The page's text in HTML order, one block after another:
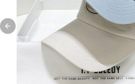
Previous slide